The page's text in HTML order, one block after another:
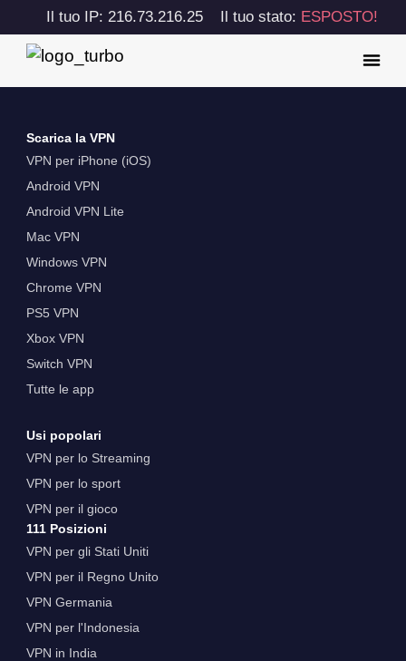
Il tuo IP: 216.73.216.25 Il tuo stato: ESPOSTO!
Scarica la VPN
VPN per iPhone (iOS)
Android VPN
Android VPN Lite
Mac VPN
Windows VPN
Chrome VPN
PS5 VPN
Xbox VPN
Switch VPN
Tutte le app
Usi popolari
VPN per lo Streaming
VPN per lo sport
VPN per il gioco
111 Posizioni
VPN per gli Stati Uniti
VPN per il Regno Unito
VPN Germania
VPN per l'Indonesia
VPN in India